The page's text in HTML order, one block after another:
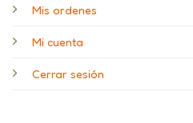
Mis ordenes
Mi cuenta
Cerrar sesión